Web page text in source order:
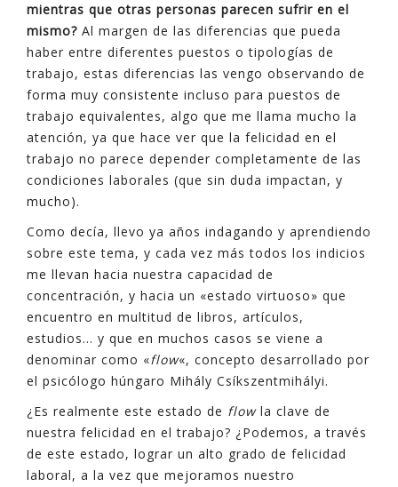
mientras que otras personas parecen sufrir en el
mismo? Al margen de las diferencias que pueda
haber entre diferentes puestos o tipologías de
trabajo, estas diferencias las vengo observando de
forma muy consistente incluso para puestos de
trabajo equivalentes, algo que me llama mucho la
atención, ya que hace ver que la felicidad en el
trabajo no parece depender completamente de las
condiciones laborales (que sin duda impactan, y
mucho).
Como decía, llevo ya años indagando y aprendiendo
sobre este tema, y cada vez más todos los indicios
me llevan hacia nuestra capacidad de
concentración, y hacia un «estado virtuoso» que
encuentro en multitud de libros, artículos,
estudios… y que en muchos casos se viene a
denominar como «flow«, concepto desarrollado por
el psicólogo húngaro Mihály Csíkszentmihályi.
¿Es realmente este estado de flowla clave de
nuestra felicidad en el trabajo? ¿Podemos, a través
de este estado, lograr un alto grado de felicidad
laboral, a la vez que mejoramos nuestro